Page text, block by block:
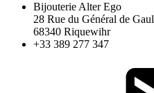
Bijouterie Alter Ego
28 Rue du Général de
68340 Riquewihr
+33 389 277 347